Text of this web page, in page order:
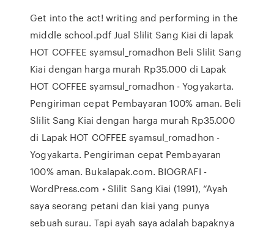
Get into the act! writing and performing in the
middle school.pdf Jual Slilit Sang Kiai di lapak
HOT COFFEE syamsul_romadhon Beli Slilit Sang
Kiai dengan harga murah Rp35.000 di Lapak
HOT COFFEE syamsul_romadhon - Yogyakarta.
Pengiriman cepat Pembayaran 100% aman. Beli
Slilit Sang Kiai dengan harga murah Rp35.000
di Lapak HOT COFFEE syamsul_romadhon -
Yogyakarta. Pengiriman cepat Pembayaran
100% aman. Bukalapak.com. BIOGRAFI -
WordPress.com • Slilit Sang Kiai (1991), “Ayah
saya seorang petani dan kiai yang punya
sebuah surau. Tapi ayah saya adalah bapaknya